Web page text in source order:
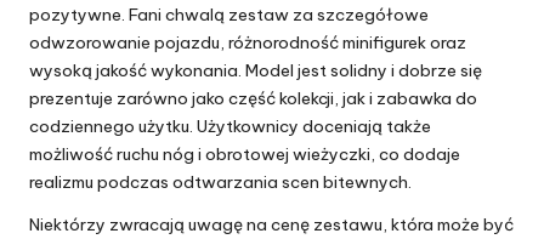
pozytywne. Fani chwalą zestaw za szczegółowe
odwzorowanie pojazdu, różnorodność minifigurek oraz
wysoką jakość wykonania. Model jest solidny i dobrze się
prezentuje zarówno jako część kolekcji, jak i zabawka do
codziennego użytku. Użytkownicy doceniają także
możliwość ruchu nóg i obrotowej wieżyczki, co dodaje
realizmu podczas odtwarzania scen bitewnych.
Niektórzy zwracają uwagę na cenę zestawu, która może być